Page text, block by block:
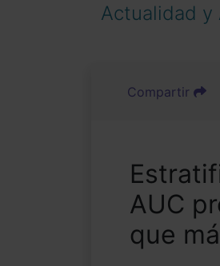
Actualidad y
Compartir
AUC
que